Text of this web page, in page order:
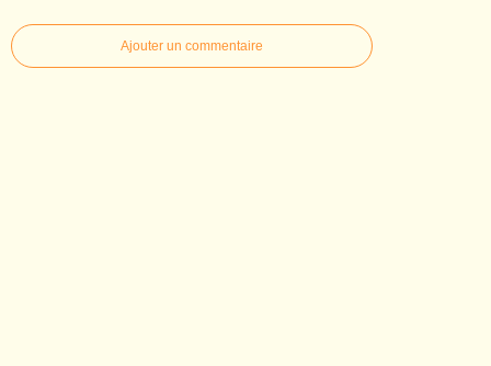
Ajouter un commentaire